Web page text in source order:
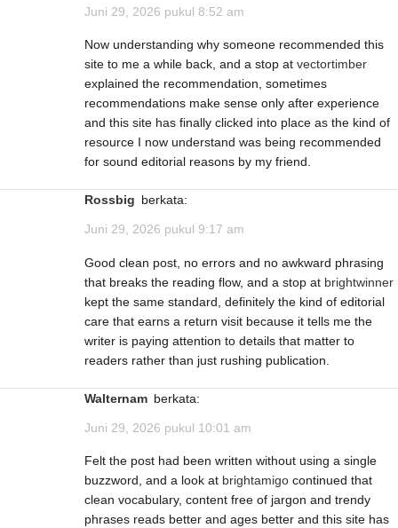
Juni 29, 2026 pukul 8:52 am
Now understanding why someone recommended this
site to me a while back, and a stop at vectortimber
explained the recommendation, sometimes
recommendations make sense only after experience
and this site has finally clicked into place as the kind of
resource I now understand was being recommended
for sound editorial reasons by my friend.
Rossbig berkata:
Juni 29, 2026 pukul 9:17 am
Good clean post, no errors and no awkward phrasing
that breaks the reading flow, and a stop at brightwinner
kept the same standard, definitely the kind of editorial
care that earns a return visit because it tells me the
writer is paying attention to details that matter to
readers rather than just rushing publication.
Walternam berkata:
Juni 29, 2026 pukul 10:01 am
Felt the post had been written without using a single
buzzword, and a look at brightamigo continued that
clean vocabulary, content free of jargon and trendy
phrases reads better and ages better and this site has